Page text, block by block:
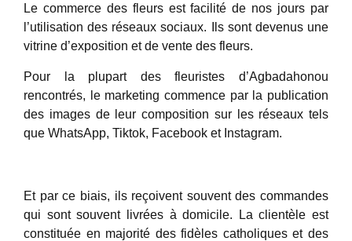
Le commerce des fleurs est facilité de nos jours par
l’utilisation des réseaux sociaux. Ils sont devenus une
vitrine d’exposition et de vente des fleurs.
Pour la plupart des fleuristes d’Agbadahonou
rencontrés, le marketing commence par la publication
des images de leur composition sur les réseaux tels
que WhatsApp, Tiktok, Facebook et Instagram.
Et par ce biais, ils reçoivent souvent des commandes
qui sont souvent livrées à domicile. La clientèle est
constituée en majorité des fidèles catholiques et des